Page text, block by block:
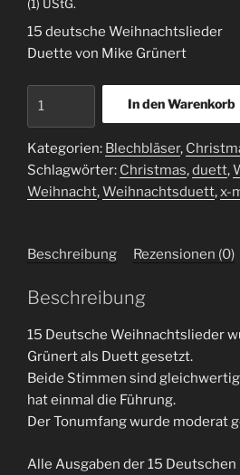
(1) UStG.
15 deutsche Weihnachtslieder
Duette von Mike Grünert
Weihnachtslieder
(in
Menge
In den Warenkorb
Kategorien: Blechbläser,
Schlagwörter: Christmas,duett,
Weihnacht,Weihnachtsduett,x-
Beschreibung Rezensionen (0)
Beschreibung
15 Deutsche Weihnachtslieder
Grünert als Duett gesetzt.
Beide Stimmen sind
hat einmal die Führung.
Der Tonumfang wurde moderat
Alle Ausgaben der 15